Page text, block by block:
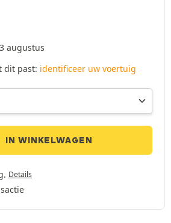
augustus
dit past: identificeer uw voertuig
IN WINKELWAGEN
Details